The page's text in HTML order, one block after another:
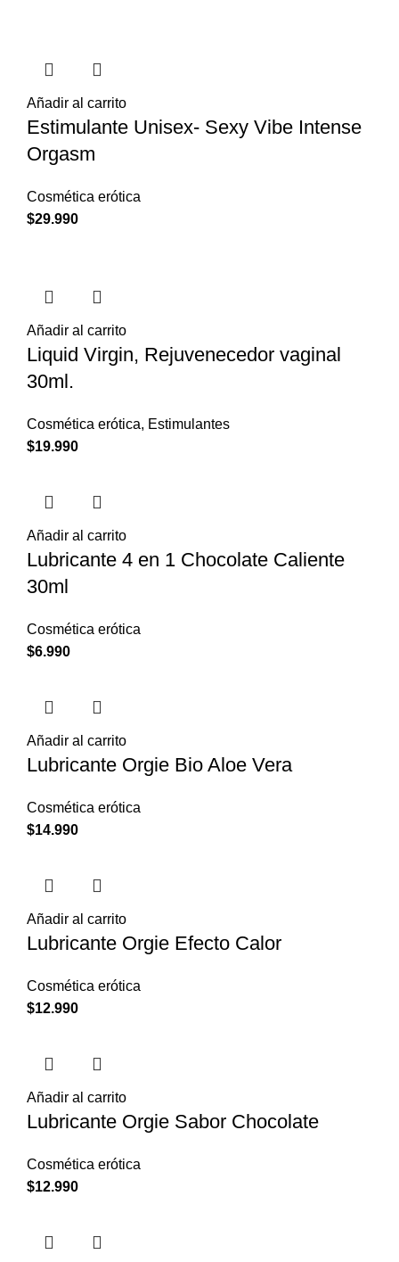
Añadir al carrito
Estimulante Unisex- Sexy Vibe Intense
Orgasm
Cosmética erótica
$29.990
Añadir al carrito
Liquid Virgin, Rejuvenecedor vaginal
30ml.
Cosmética erótica, Estimulantes
$19.990
Añadir al carrito
Lubricante 4 en 1 Chocolate Caliente
30ml
Cosmética erótica
$6.990
Añadir al carrito
Lubricante Orgie Bio Aloe Vera
Cosmética erótica
$14.990
Añadir al carrito
Lubricante Orgie Efecto Calor
Cosmética erótica
$12.990
Añadir al carrito
Lubricante Orgie Sabor Chocolate
Cosmética erótica
$12.990